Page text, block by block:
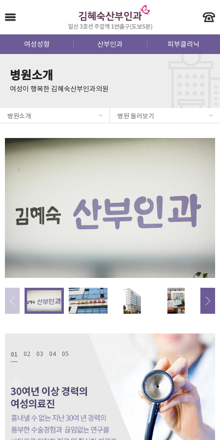
여성성형 산부인과 피부클리닉
병원소개
여성이 행복한 김혜숙산부인과의원
병원소개 병원 둘러보기
01 02 03 04 05